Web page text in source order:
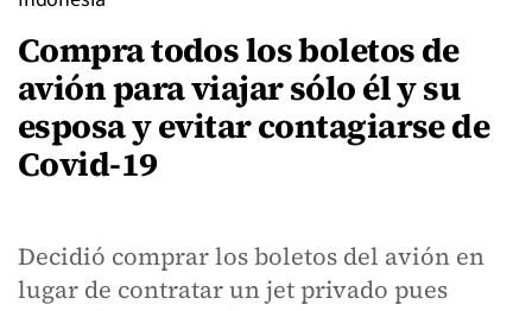
Compra todos los boletos de
avión para viajar sólo él y su
esposa y evitar contagiarse de
Covid-19
Decidió comprar los boletos del avión en
lugar de contratar un jet privado pues